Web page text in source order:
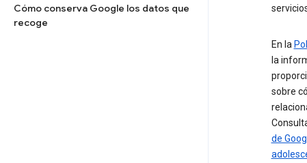
Cómo conserva Google los datos que
recoge
En la
la
sobre
de